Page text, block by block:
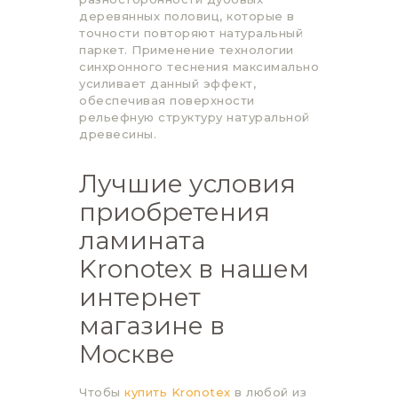
деревянных половиц, которые в
точности повторяют натуральный
паркет. Применение технологии
синхронного теснения максимально
усиливает данный эффект,
обеспечивая поверхности
рельефную структуру натуральной
древесины.
Лучшие условия
приобретения
ламината
Kronotex в нашем
интернет
магазине в
Москве
Чтобы купить Kronotex в любой из